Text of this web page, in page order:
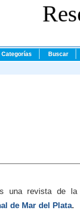
Categorías Buscar
una revista de la
de Mar del Plata.